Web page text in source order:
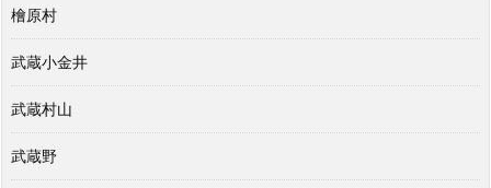
檜原村
武蔵小金井
武蔵村山
武蔵野